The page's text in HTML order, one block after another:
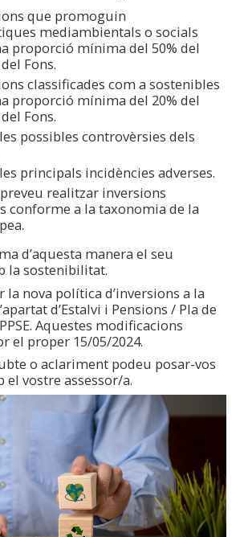
que promoguin
mediambientals o socials
proporció mínima del 50% del
Fons.
classificades com a sostenibles
proporció mínima del 20% del
Fons.
possibles controvèrsies dels
principals incidències adverses.
realitzar inversions
conforme a la taxonomia de la
d’aquesta manera el seu
la sostenibilitat.
la nova política d’inversions a la
d’Estalvi i Pensions / Pla de
Aquestes modificacions
el proper 15/05/2024.
o aclariment podeu posar-vos
el vostre assessor/a.